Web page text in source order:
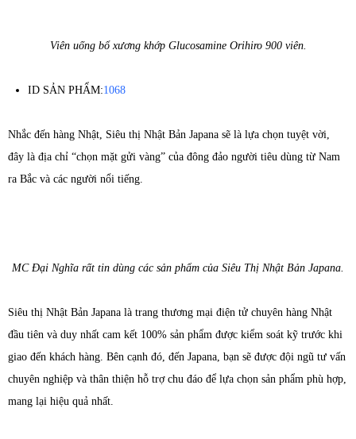
Viên uống bổ xương khớp Glucosamine Orihiro 900 viên.
ID SẢN PHẨM:1068
Nhắc đến hàng Nhật, Siêu thị Nhật Bản Japana sẽ là lựa chọn tuyệt vời,
đây là địa chỉ “chọn mặt gửi vàng” của đông đảo người tiêu dùng từ Nam
ra Bắc và các người nổi tiếng.
MC Đại Nghĩa rất tin dùng các sản phẩm của Siêu Thị Nhật Bản Japana.
Siêu thị Nhật Bản Japana là trang thương mại điện tử chuyên hàng Nhật
đầu tiên và duy nhất cam kết 100% sản phẩm được kiểm soát kỹ trước khi
giao đến khách hàng. Bên cạnh đó, đến Japana, bạn sẽ được đội ngũ tư vấn
chuyên nghiệp và thân thiện hỗ trợ chu đáo để lựa chọn sản phẩm phù hợp,
mang lại hiệu quả nhất.